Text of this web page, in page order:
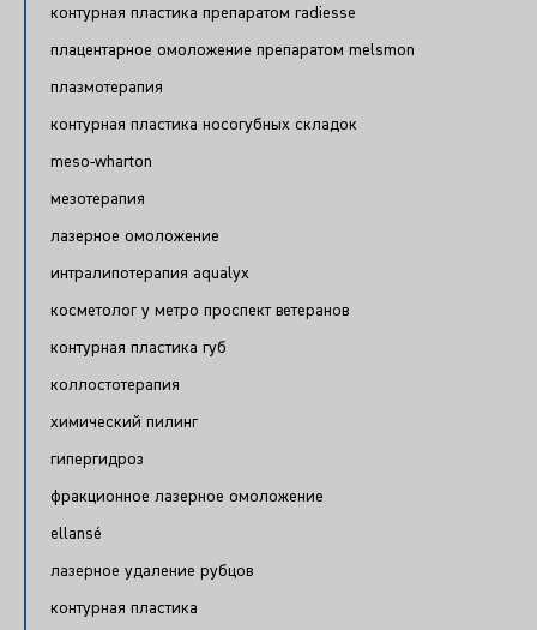
контурная пластика препаратом radiesse
плацентарное омоложение препаратом melsmon
плазмотерапия
контурная пластика носогубных складок
meso-wharton
мезотерапия
лазерное омоложение
интралипотерапия aqualyx
косметолог у метро проспект ветеранов
контурная пластика губ
коллостотерапия
химический пилинг
гипергидроз
фракционное лазерное омоложение
ellansé
лазерное удаление рубцов
контурная пластика